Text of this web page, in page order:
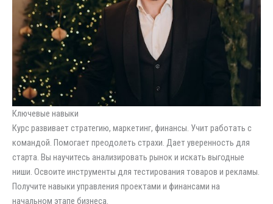
Ключевые навыки
Курс развивает стратегию, маркетинг, финансы. Учит работать с
командой. Помогает преодолеть страхи. Дает уверенность для
старта. Вы научитесь анализировать рынок и искать выгодные
ниши. Освоите инструменты для тестирования товаров и рекламы.
Получите навыки управления проектами и финансами на
начальном этапе бизнеса.